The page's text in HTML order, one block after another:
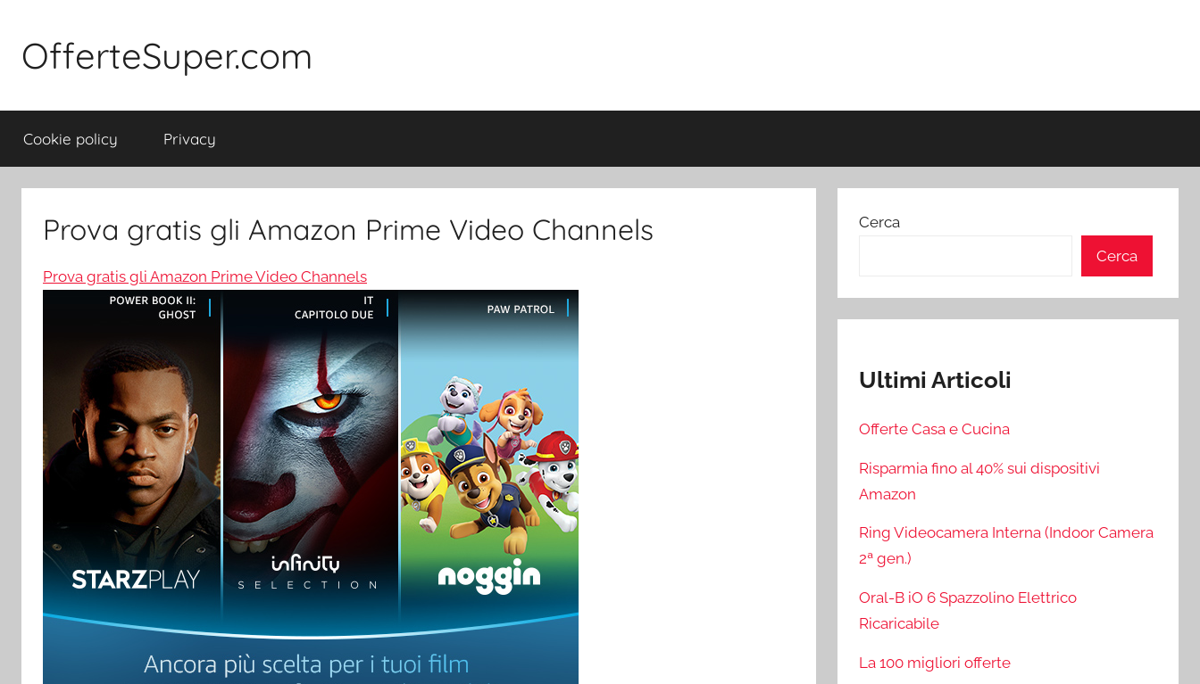
contenuto
OfferteSuper.com
Cookie policy Privacy
Prova gratis gli Amazon Prime Video Channels
Prova gratis gli Amazon Prime Video Channels
Cerca
Cerca
Ultimi Articoli
Offerte Casa e Cucina
Risparmia fino al 40% sui dispositivi
Amazon
Ring Videocamera Interna (Indoor Camera
2ª gen.)
Oral-B iO 6 Spazzolino Elettrico
Ricaricabile
La 100 migliori offerte